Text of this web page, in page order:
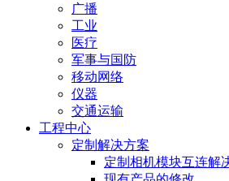
广播
工业
医疗
军事与国防
移动网络
仪器
交通运输
工程中心
定制解决方案
定制相机模块互连解